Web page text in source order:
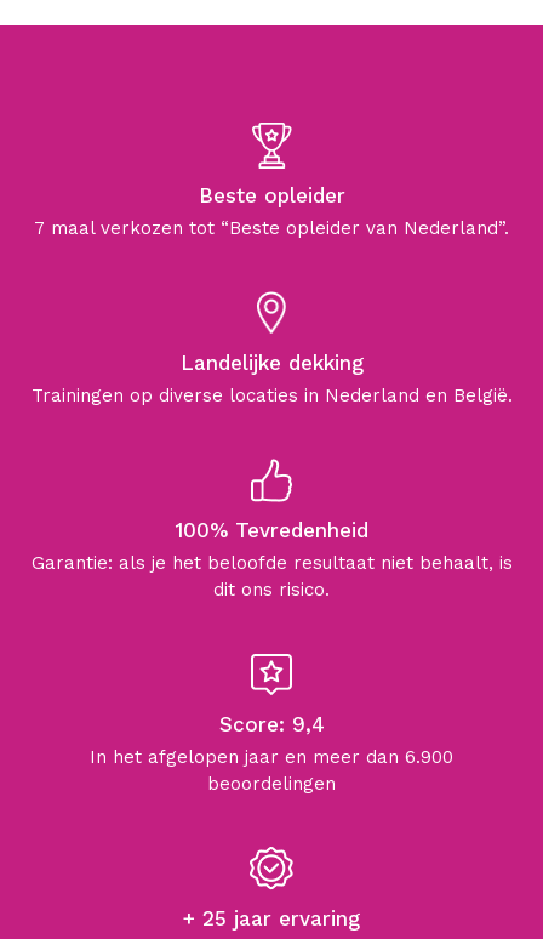
Beste opleider
7 maal verkozen tot “Beste opleider van Nederland”.
Landelijke dekking
Trainingen op diverse locaties in Nederland en België.
100% Tevredenheid
Garantie: als je het beloofde resultaat niet behaalt, is
dit ons risico.
Score: 9,4
In het afgelopen jaar en meer dan 6.900
beoordelingen
+ 25 jaar ervaring